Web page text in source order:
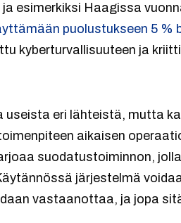
esimerkiksi Haagissa
puolustukseen 5
kyberturvallisuuteen ja
eri lähteistä, mutta
aikaisen
suodatustoiminnon,
järjestelmä
vastaanottaa, ja jopa